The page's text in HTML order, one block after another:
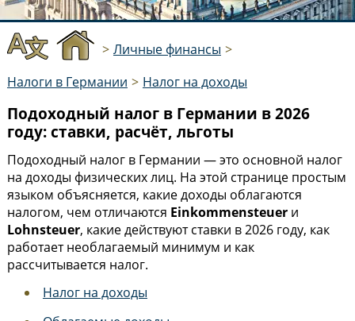
> Личные финансы >
Налоги в Германии > Налог на доходы
Подоходный налог в Германии в 2026
году: ставки, расчёт, льготы
Подоходный налог в Германии — это основной налог
на доходы физических лиц. На этой странице простым
языком объясняется, какие доходы облагаются
налогом, чем отличаются Einkommensteuerи
Lohnsteuer, какие действуют ставки в 2026 году, как
работает необлагаемый минимум и как
рассчитывается налог.
Налог на доходы